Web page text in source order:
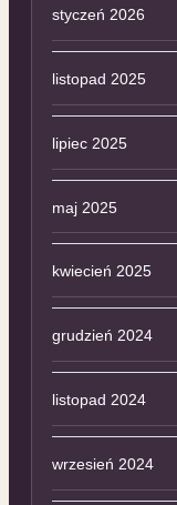
styczeń 2026
listopad 2025
lipiec 2025
maj 2025
kwiecień 2025
grudzień 2024
listopad 2024
wrzesień 2024